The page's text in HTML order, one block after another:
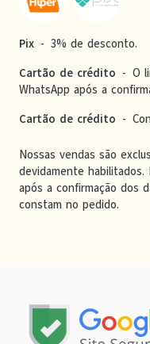
Pix - 3% de desconto.
Cartão de crédito - O
WhatsApp após a
Cartão de crédito -
Nossas vendas são
devidamente
após a confirmação dos
constam no pedido.